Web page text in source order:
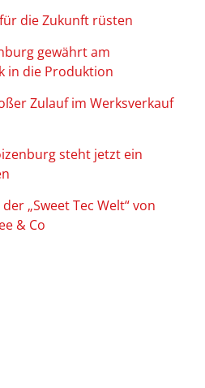
die Zukunft rüsten
gewährt am
in die Produktion
Zulauf im Werksverkauf
steht jetzt ein
„Sweet Tec Welt“ von
& Co